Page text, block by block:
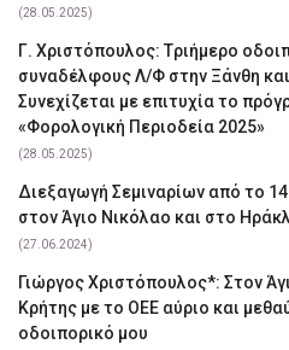
(28.05.2025)
Γ. Χριστόπουλος: Tριήμερο
συναδέλφους Λ/Φ στην Ξάνθη
Συνεχίζεται με επιτυχία το
«Φορολογική Περιοδεία 2025»
(28.05.2025)
Διεξαγωγή Σεμιναρίων από το
στον Άγιο Νικόλαο και στο
(27.06.2024)
Γιώργος Χριστόπουλος*: Στον
Κρήτης με το ΟΕΕ αύριο και
οδοιπορικό μου